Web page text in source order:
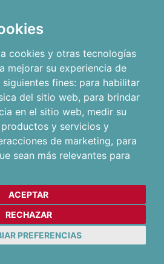
cookies y otras tecnologías
mejorar su experiencia de
fines: para habilitar
del sitio web, para brindar
en el sitio web, medir su
y servicios y
de marketing, para
sean más relevantes para
ACEPTAR
RECHAZAR
PREFERENCIAS